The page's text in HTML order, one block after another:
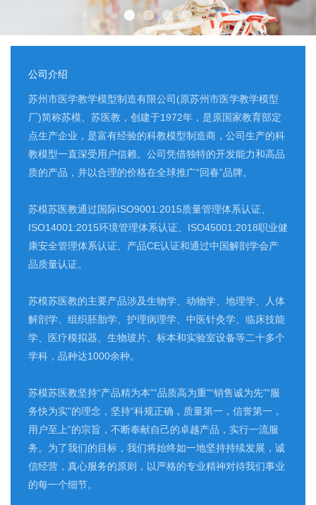
公司介绍
苏州市医学教学模型制造有限公司(原苏州市医学教学模型
厂)简称苏模、苏医教，创建于1972年，是原国家教育部定
点生产企业，是富有经验的科教模型制造商，公司生产的科
教模型一直深受用户信赖。公司凭借独特的开发能力和高品
质的产品，并以合理的价格在全球推广“回春”品牌。
苏模苏医教通过国际ISO9001:2015质量管理体系认证、
ISO14001:2015环境管理体系认证、ISO45001:2018职业健
康安全管理体系认证、产品CE认证和通过中国解剖学会产
品质量认证。
苏模苏医教的主要产品涉及生物学、动物学、地理学、人体
解剖学、组织胚胎学、护理病理学、中医针灸学、临床技能
学、医疗模拟器、生物玻片、标本和实验室设备等二十多个
学科，品种达1000余种。
苏模苏医教坚持“产品精为本”“品质高为重”“销售诚为先”“服
务快为实”的理念，坚持“科规正确，质量第一，信誉第一，
用户至上”的宗旨，不断奉献自己的卓越产品，实行一流服
务。为了我们的目标，我们将始终如一地坚持持续发展，诚
信经营，真心服务的原则，以严格的专业精神对待我们事业
的每一个细节。